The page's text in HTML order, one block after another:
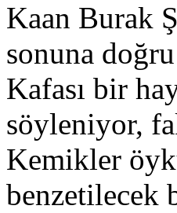
Kaan Burak
sonuna
Kafası bir
söyleniyor,
Kemikler
benzetilecek